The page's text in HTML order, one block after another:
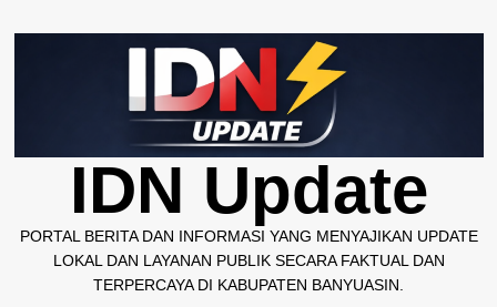
to
IDN Update
PORTAL BERITA DAN INFORMASI YANG MENYAJIKAN UPDATE
LOKAL DAN LAYANAN PUBLIK SECARA FAKTUAL DAN
TERPERCAYA DI KABUPATEN BANYUASIN.